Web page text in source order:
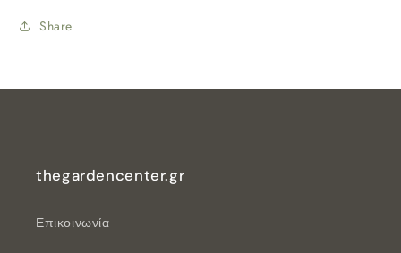
Share
thegardencenter.gr
Επικοινωνία